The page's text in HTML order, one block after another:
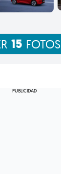
15 FOTOS